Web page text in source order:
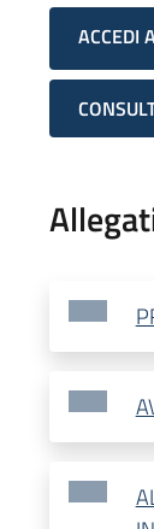
ACCEDI